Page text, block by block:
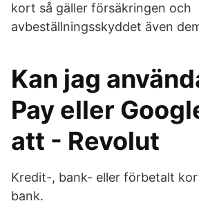
kort så gäller försäkringen och
avbeställningsskyddet även
Kan jag
Pay eller
att - Revolut
Kredit-, bank- eller förbetalt
bank.